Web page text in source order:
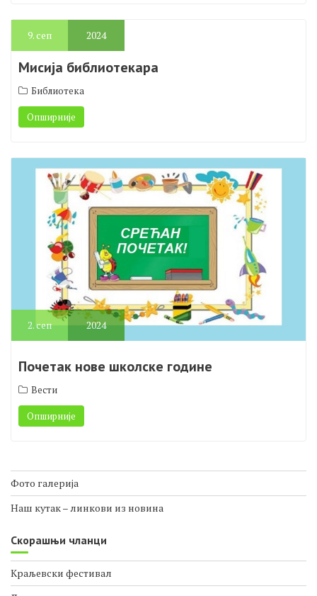
Опширније
9.сеп 2024
Мисија библиотекара
Библиотека
Опширније
2.сеп 2024
Почетак нове школске године
Вести
Наш кутак – линкови из новина
Скорашњи чланци